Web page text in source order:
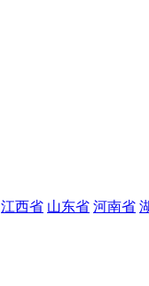
江西省 山东省 河南省